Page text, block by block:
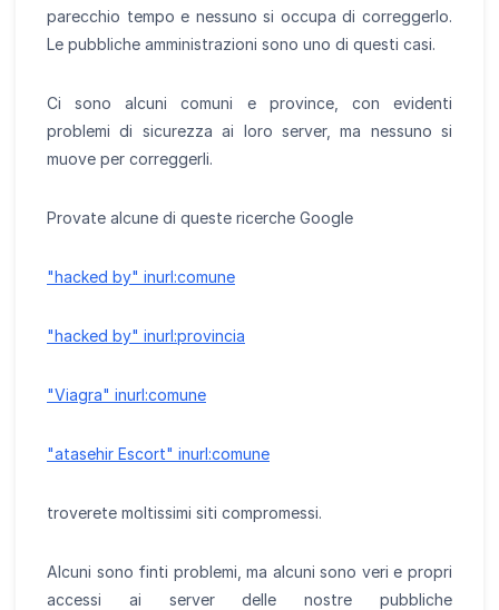
parecchio tempo e nessuno si occupa di correggerlo.
Le pubbliche amministrazioni sono uno di questi casi.
Ci sono alcuni comuni e province, con evidenti
problemi di sicurezza ai loro server, ma nessuno si
muove per correggerli.
Provate alcune di queste ricerche Google
"hacked by" inurl:comune
"hacked by" inurl:provincia
"Viagra" inurl:comune
"atasehir Escort" inurl:comune
troverete moltissimi siti compromessi.
Alcuni sono finti problemi, ma alcuni sono veri e propri
accessi ai server delle nostre pubbliche